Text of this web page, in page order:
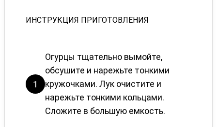
ИНСТРУКЦИЯ ПРИГОТОВЛЕНИЯ
1
Огурцы тщательно вымойте,
обсушите и нарежьте тонкими
кружочками. Лук очистите и
нарежьте тонкими кольцами.
Сложите в большую емкость.